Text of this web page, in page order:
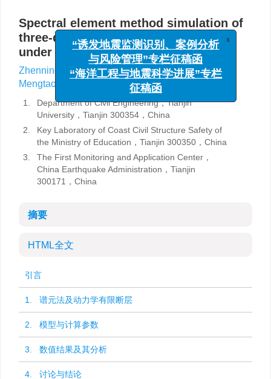
Spectral element method simulation of
three-dimensional sedimentary basin
under reverse-fault earthquakes
Zhenning Ba1, 2, , , Jingxuan Zhao1 ,
Mengtao Wu
1, 2 Jianwen Liang1, 2
1.
Department of Civil Engineering，Tianjin
University，Tianjin 300354，China
2.
Key Laboratory of Coast Civil Structure Safety of
the Ministry of Education，Tianjin 300350，China
3.
The First Monitoring and Application Center，
China Earthquake Administration，Tianjin
300171，China
摘要
HTML全文
引言
1. 谱元法及动力学有限断层
2. 模型与计算参数
3. 数值结果及其分析
4. 讨论与结论
“诱发地震监测识别、案例分析
与风险管理”专栏征稿函
“海洋工程与地震科学进展”专栏
征稿函